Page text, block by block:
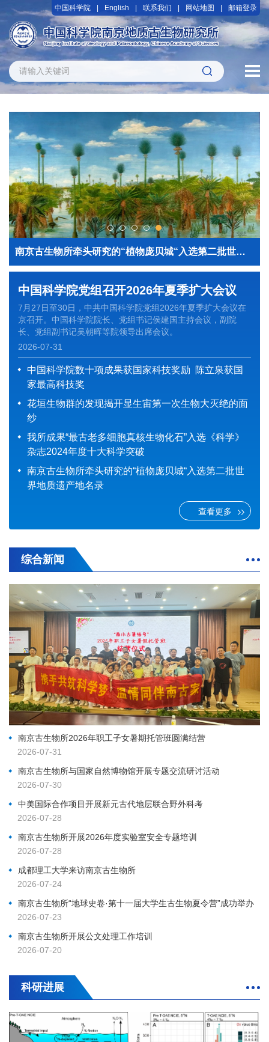
中国科学院 English 联系我们 网站地图 邮箱登录
南京古生物所牵头研究的“植物庞贝城“入选第二批世界地质遗产地名录
中国科学院党组召开2026年夏季扩大会议
7月27日至30日，中共中国科学院党组2026年夏季扩大会议在
京召开。中国科学院院长、党组书记侯建国主持会议，副院
长、党组副书记吴朝晖等院领导出席会议。
2026-07-31
中国科学院数十项成果获国家科技奖励 陈立泉获国
家最高科技奖
花垣生物群的发现揭开显生宙第一次生物大灭绝的面
纱
我所成果“最古老多细胞真核生物化石”入选《科学》
杂志2024年度十大科学突破
南京古生物所牵头研究的“植物庞贝城“入选第二批世
界地质遗产地名录
查看更多
综合新闻
南京古生物所2026年职工子女暑期托管班圆满结营
2026-07-31
南京古生物所与国家自然博物馆开展专题交流研讨活动
2026-07-30
中美国际合作项目开展新元古代地层联合野外科考
2026-07-28
南京古生物所开展2026年度实验室安全专题培训
2026-07-28
成都理工大学来访南京古生物所
2026-07-24
南京古生物所“地球史卷·第十一届大学生古生物夏令营”成功举办
2026-07-23
南京古生物所开展公文处理工作培训
2026-07-20
科研进展